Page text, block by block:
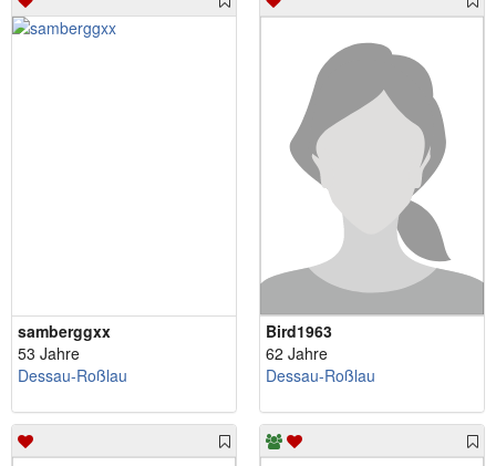
samberggxx
53 Jahre
Dessau-Roßlau
Bird1963
62 Jahre
Dessau-Roßlau